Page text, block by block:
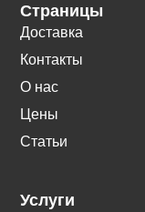
Страницы
Доставка
Контакты
О нас
Цены
Статьи
Услуги